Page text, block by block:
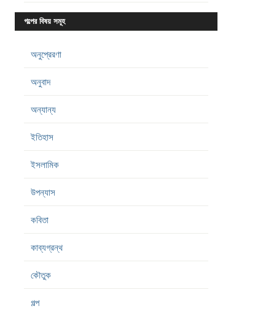
গল্পের বিষয় সমূহ
অনুপ্রেরণা
অনুবাদ
অন্যান্য
ইতিহাস
ইসলামিক
উপন্যাস
কবিতা
কাব্যগ্রন্থ
কৌতুক
গল্প